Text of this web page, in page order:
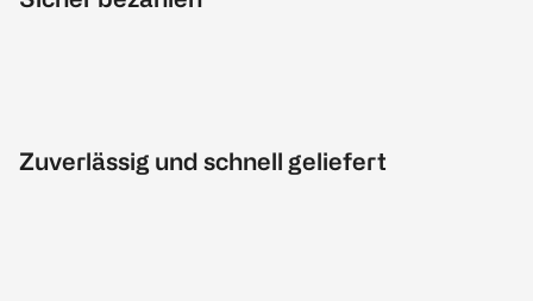
Zuverlässig und schnell geliefert